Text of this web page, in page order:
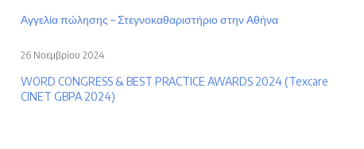
Αγγελία πώλησης – Στεγνοκαθαριστήριο στην Αθήνα
WORD CONGRESS & BEST PRACTICE AWARDS 2024 (Texcare
CINET GBPA 2024)
26 Νοεμβρίου 2024